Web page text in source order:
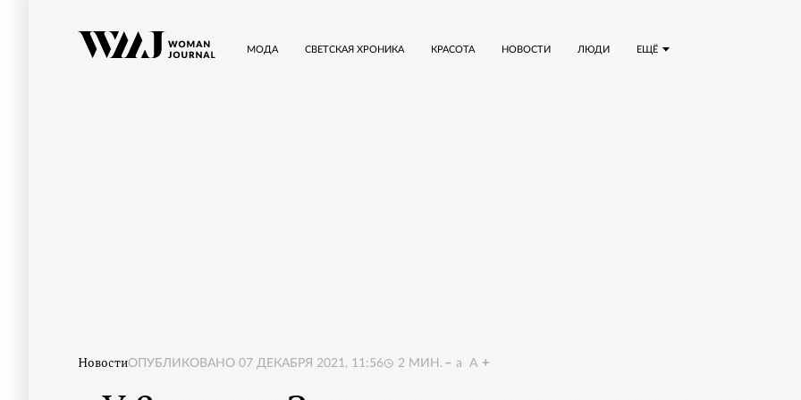
ЕЩЁ
МОДА СВЕТСКАЯ ХРОНИКА КРАСОТА НОВОСТИ ЛЮДИ
НовостиОПУБЛИКОВАНО 07 ДЕКАБРЯ 2021, 11:56 2 МИН. a A